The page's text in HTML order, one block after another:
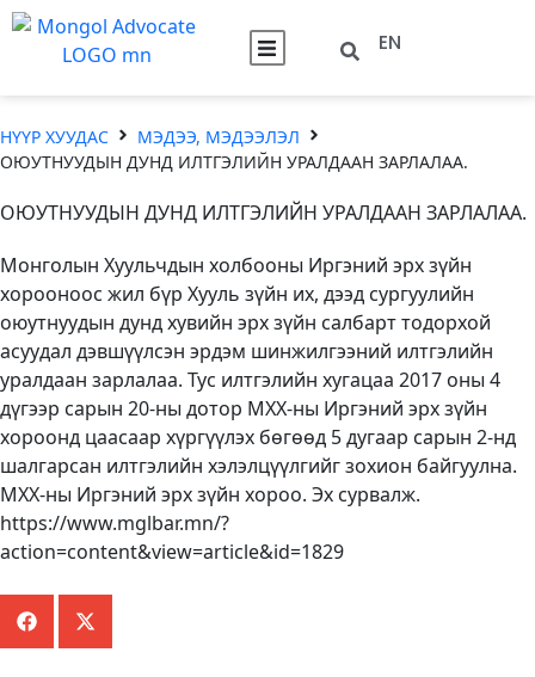
EN
НҮҮР ХУУДАС
МЭДЭЭ, МЭДЭЭЛЭЛ
ОЮУТНУУДЫН ДУНД ИЛТГЭЛИЙН УРАЛДААН ЗАРЛАЛАА.
ОЮУТНУУДЫН ДУНД ИЛТГЭЛИЙН УРАЛДААН ЗАРЛАЛАА.
Монголын Хуульчдын холбооны Иргэний эрх зүйн
хорооноос жил бүр Хууль зүйн их, дээд сургуулийн
оюутнуудын дунд хувийн эрх зүйн салбарт тодорхой
асуудал дэвшүүлсэн эрдэм шинжилгээний илтгэлийн
уралдаан зарлалаа. Тус илтгэлийн хугацаа 2017 оны 4
дүгээр сарын 20-ны дотор МХХ-ны Иргэний эрх зүйн
хороонд цаасаар хүргүүлэх бөгөөд 5 дугаар сарын 2-нд
шалгарсан илтгэлийн хэлэлцүүлгийг зохион байгуулна.
МХХ-ны Иргэний эрх зүйн хороо. Эх сурвалж.
https://www.mglbar.mn/?
action=content&view=article&id=1829